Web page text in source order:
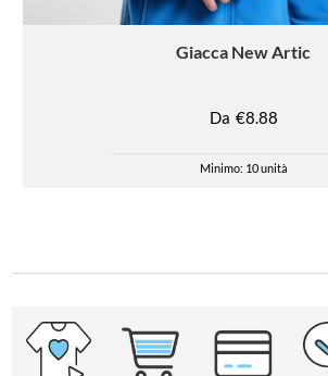
Giacca New Artic
Da €8.88
Minimo: 10 unità